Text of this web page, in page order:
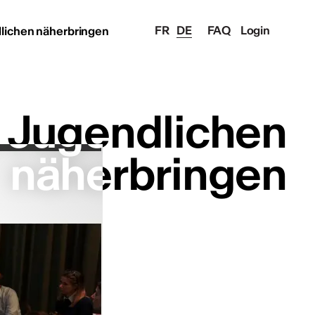
FAQ Login
FR DE
näherbringen
näherbringen
näherbringen